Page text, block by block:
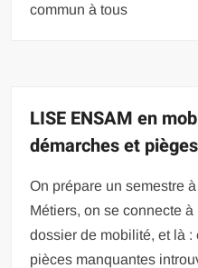
commun à tous
LISE ENSAM en
démarches et
On prépare un semestre
Métiers, on se connecte
dossier de mobilité, et là :
pièces manquantes